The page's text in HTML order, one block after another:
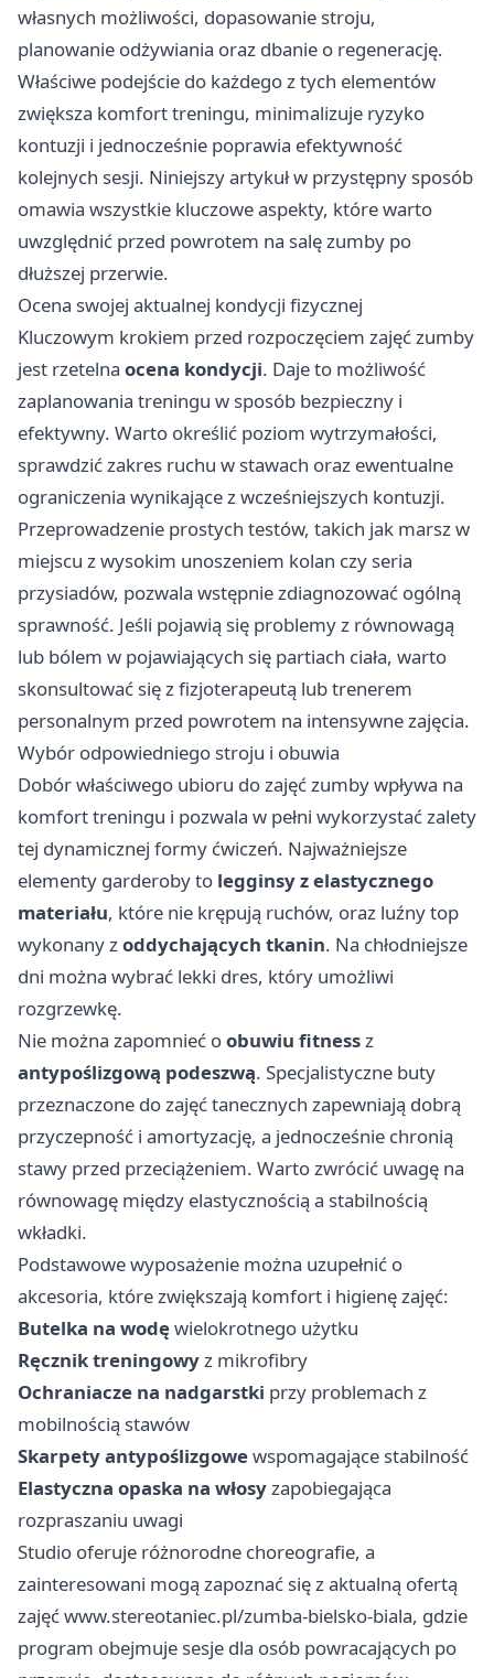
własnych możliwości, dopasowanie stroju,
planowanie odżywiania oraz dbanie o regenerację.
Właściwe podejście do każdego z tych elementów
zwiększa komfort treningu, minimalizuje ryzyko
kontuzji i jednocześnie poprawia efektywność
kolejnych sesji. Niniejszy artykuł w przystępny sposób
omawia wszystkie kluczowe aspekty, które warto
uwzględnić przed powrotem na salę zumby po
dłuższej przerwie.
Ocena swojej aktualnej kondycji fizycznej
Kluczowym krokiem przed rozpoczęciem zajęć zumby
jest rzetelna ocena kondycji. Daje to możliwość
zaplanowania treningu w sposób bezpieczny i
efektywny. Warto określić poziom wytrzymałości,
sprawdzić zakres ruchu w stawach oraz ewentualne
ograniczenia wynikające z wcześniejszych kontuzji.
Przeprowadzenie prostych testów, takich jak marsz w
miejscu z wysokim unoszeniem kolan czy seria
przysiadów, pozwala wstępnie zdiagnozować ogólną
sprawność. Jeśli pojawią się problemy z równowagą
lub bólem w pojawiających się partiach ciała, warto
skonsultować się z fizjoterapeutą lub trenerem
personalnym przed powrotem na intensywne zajęcia.
Wybór odpowiedniego stroju i obuwia
Dobór właściwego ubioru do zajęć zumby wpływa na
komfort treningu i pozwala w pełni wykorzystać zalety
tej dynamicznej formy ćwiczeń. Najważniejsze
elementy garderoby to legginsy z elastycznego
materiału, które nie krępują ruchów, oraz luźny top
wykonany zoddychających tkanin. Na chłodniejsze
dni można wybrać lekki dres, który umożliwi
rozgrzewkę.
Nie można zapomnieć oobuwiu fitnessz
antypoślizgową podeszwą. Specjalistyczne buty
przeznaczone do zajęć tanecznych zapewniają dobrą
przyczepność i amortyzację, a jednocześnie chronią
stawy przed przeciążeniem. Warto zwrócić uwagę na
równowagę między elastycznością a stabilnością
wkładki.
Podstawowe wyposażenie można uzupełnić o
akcesoria, które zwiększają komfort i higienę zajęć:
Butelka na wodęwielokrotnego użytku
Ręcznik treningowyz mikrofibry
Ochraniacze na nadgarstki przy problemach z
mobilnością stawów
Skarpety antypoślizgowewspomagające stabilność
Elastyczna opaska na włosyzapobiegająca
rozpraszaniu uwagi
Studio oferuje różnorodne choreografie, a
zainteresowani mogą zapoznać się z aktualną ofertą
zajęćwww.stereotaniec.pl/zumba-bielsko-biala, gdzie
program obejmuje sesje dla osób powracających po